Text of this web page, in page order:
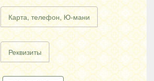
Карта, телефон, Ю-мани
Реквизиты